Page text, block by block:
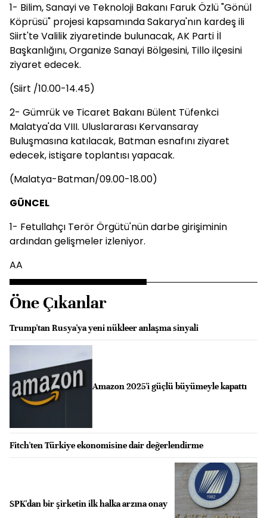
1- Bilim, Sanayi ve Teknoloji Bakanı Faruk Özlü "Gönül
Köprüsü" projesi kapsamında Sakarya'nın kardeş ili
Siirt'te Valilik ziyaretinde bulunacak, AK Parti İl
Başkanlığını, Organize Sanayi Bölgesini, Tillo ilçesini
ziyaret edecek.
(Siirt /10.00-14.45)
2- Gümrük ve Ticaret Bakanı Bülent Tüfenkci
Malatya'da VIII. Uluslararası Kervansaray
Buluşmasına katılacak, Batman esnafını ziyaret
edecek, istişare toplantısı yapacak.
(Malatya-Batman/09.00-18.00)
GÜNCEL
1- Fetullahçı Terör Örgütü'nün darbe girişiminin
ardından gelişmeler izleniyor.
AA
Öne Çıkanlar
Trump'tan Rusya'ya yeni nükleer anlaşma sinyali
Amazon 2025'i güçlü büyümeyle kapattı
Fitch'ten Türkiye ekonomisine dair değerlendirme
SPK'dan bir şirketin ilk halka arzına onay